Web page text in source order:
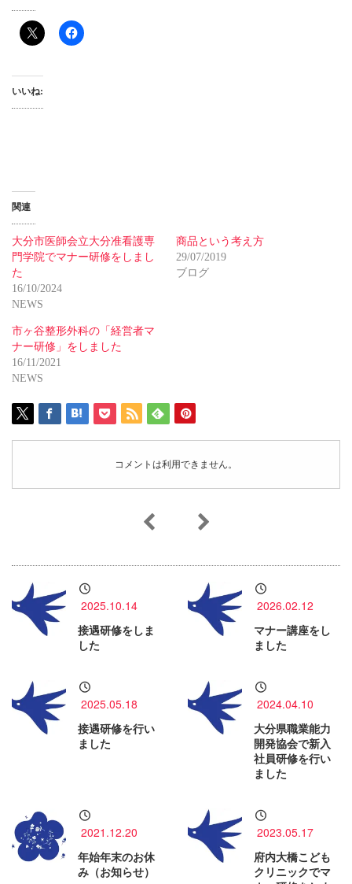
いいね:
関連
大分市医師会立大分准看護専
門学院でマナー研修をしまし
た
16/10/2024
NEWS
商品という考え方
29/07/2019
ブログ
市ヶ谷整形外科の「経営者マ
ナー研修」をしました
16/11/2021
NEWS
コメントは利用できません。
2025.10.14
接遇研修をしま
した
2026.02.12
マナー講座をし
ました
2025.05.18
接遇研修を行い
ました
2024.04.10
大分県職業能力
開発協会で新入
社員研修を行い
ました
2021.12.20
年始年末のお休
み（お知らせ）
2023.05.17
府内大橋こども
クリニックでマ